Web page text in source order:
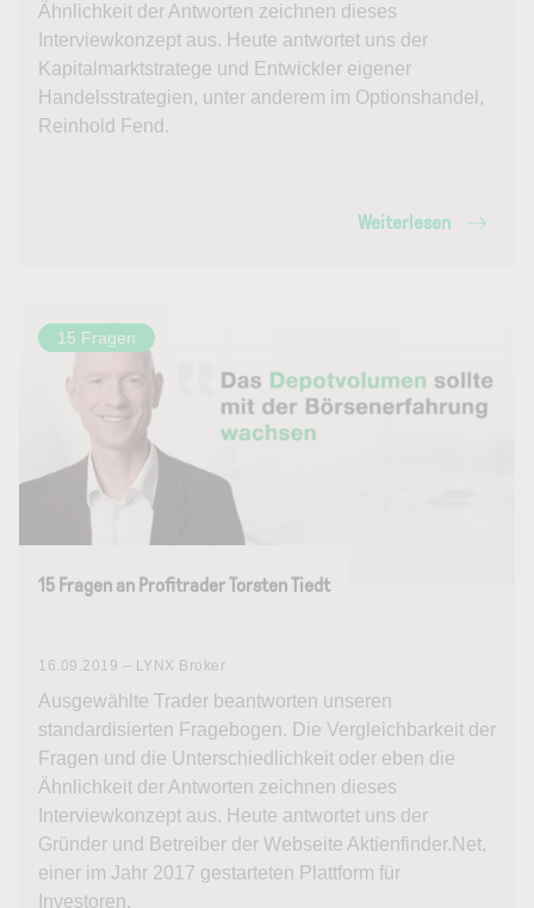
Ähnlichkeit der Antworten zeichnen dieses
Interviewkonzept aus. Heute antwortet uns der
Kapitalmarktstratege und Entwickler eigener
Handelsstrategien, unter anderem im Optionshandel,
Reinhold Fend.
Weiterlesen
15 Fragen
15 Fragen an Profitrader Torsten Tiedt
16.09.2019 – LYNX Broker
Ausgewählte Trader beantworten unseren
standardisierten Fragebogen. Die Vergleichbarkeit der
Fragen und die Unterschiedlichkeit oder eben die
Ähnlichkeit der Antworten zeichnen dieses
Interviewkonzept aus. Heute antwortet uns der
Gründer und Betreiber der Webseite Aktienfinder.Net,
einer im Jahr 2017 gestarteten Plattform für
Investoren.